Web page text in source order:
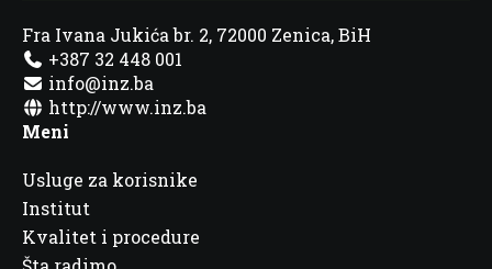
Fra Ivana Jukića br. 2, 72000 Zenica, BiH
+387 32 448 001
info@inz.ba
http://www.inz.ba
Meni
Usluge za korisnike
Institut
Kvalitet i procedure